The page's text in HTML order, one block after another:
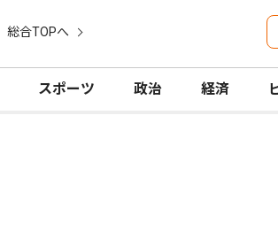
総合TOPへ
スポーツ 政治 経済